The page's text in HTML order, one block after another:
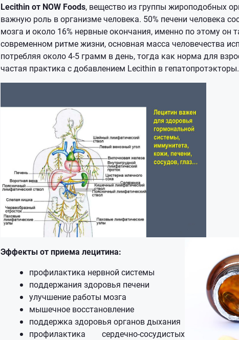
Lecithin от NOW Foods, вещество из группы жироподобных
важную роль в организме человека. 50% печени человека
мозга и около 16% нервные окончания, именно по этому он
современном ритме жизни, основная масса человечества
потребляя около 4-5 грамм в день, тогда как норма для
частая практика с добавлением Lecithin в гепатопротэкторы.
Эффекты от приема лецитина:
профилактика нервной системы
поддержания здоровья печени
улучшение работы мозга
мышечное восстановление
поддержка здоровья органов дыхания
профилактика сердечно-сосудистых